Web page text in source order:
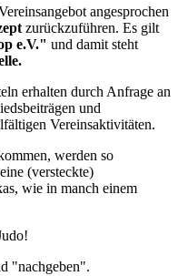
angesprochen
zurückzuführen. Es gilt
e.V." und damit steht
erhalten durch Anfrage an
und
Vereinsaktivitäten.
werden so
(versteckte)
wie in manch einem
"nachgeben".